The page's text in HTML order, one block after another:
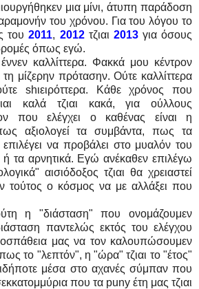
μια μίνι, άτυπη παράδοση
του χρόνου. Για του λόγου το
του2011, 2012τζιαι 2013για όσους
όπως εγώ.
καλλίττερα. Φακκά μου κέντρον
μίζερην πρότασην. Ούτε καλλίττερα
shιειρόττερα. Κάθε χρόνος που
καλά τζιαι κακά, για ούλλους
που ελέγχει ο καθένας είναι η
αξιολογεί τα συμβάντα, πως τα
επιλέγει να προβάλει στο μυαλόν του
ή τα αρνητικά. Εγώ ανέκαθεν επιλέγω
αισιόδοξος τζιαι θα χρειαστεί
τούτος ο κόσμος να με αλλάξει που
η "διάσταση" που ονομάζουμεν
παντελώς εκτός του ελέγχου
μας να τον καλουπώσουμεν
το "λεπτόν", η "ώρα" τζιαι το "έτος"
μέσα στο αχανές σύμπαν που
που τα puny έτη μας τζιαι